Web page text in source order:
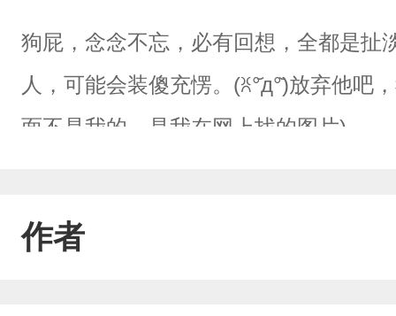
狗屁，念念不忘，必有回想，全都是扯
人，可能会装傻充愣。(ꐦ°᷄д°᷅)放弃他
面不是我的，是我在网上找的图片)
作者